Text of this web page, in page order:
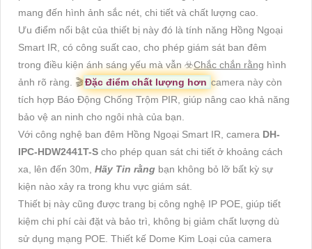
mang đến hình ảnh sắc nét, chi tiết và chất lượng cao.
Ưu điểm nổi bật của thiết bị này đó là tính năng Hồng Ngoại
Smart IR, có công suất cao, cho phép giám sát ban đêm
trong điều kiện ánh sáng yếu mà vẫn ☣️Chắc chắn rằng hình
ảnh rõ ràng. 🎬Đặc điểm chất lượng hơn camera này còn
tích hợp Báo Động Chống Trộm PIR, giúp nâng cao khả năng
bảo vệ an ninh cho ngôi nhà của bạn.
Với công nghệ ban đêm Hồng Ngoại Smart IR, camera DH-
IPC-HDW2441T-S cho phép quan sát chi tiết ở khoảng cách
xa, lên đến 30m, Hãy Tin rằng bạn không bỏ lỡ bất kỳ sự
kiện nào xảy ra trong khu vực giám sát.
Thiết bị này cũng được trang bị công nghệ IP POE, giúp tiết
kiệm chi phí cài đặt và bảo trì, không bị giảm chất lượng dù
sử dụng mạng POE. Thiết kế Dome Kim Loại của camera